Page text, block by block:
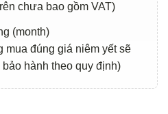
chưa bao gồm VAT)
(month)
mua đúng giá niêm yết sẽ
hành theo quy định)
2008-2013 | 934902K200 số